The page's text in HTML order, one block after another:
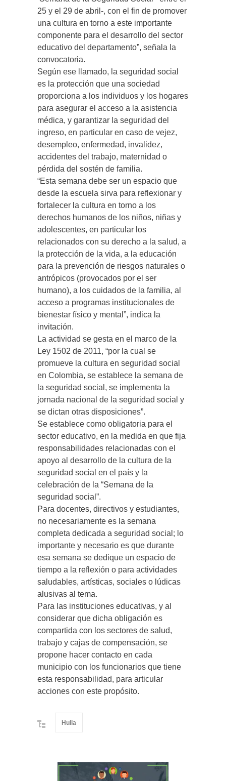
25 y el 29 de abril-, con el fin de promover
una cultura en torno a este importante
componente para el desarrollo del sector
educativo del departamento”, señala la
convocatoria.
Según ese llamado, la seguridad social
es la protección que una sociedad
proporciona a los individuos y los hogares
para asegurar el acceso a la asistencia
médica, y garantizar la seguridad del
ingreso, en particular en caso de vejez,
desempleo, enfermedad, invalidez,
accidentes del trabajo, maternidad o
pérdida del sostén de familia.
“Esta semana debe ser un espacio que
desde la escuela sirva para reflexionar y
fortalecer la cultura en torno a los
derechos humanos de los niños, niñas y
adolescentes, en particular los
relacionados con su derecho a la salud, a
la protección de la vida, a la educación
para la prevención de riesgos naturales o
antrópicos (provocados por el ser
humano), a los cuidados de la familia, al
acceso a programas institucionales de
bienestar físico y mental”, indica la
invitación.
La actividad se gesta en el marco de la
Ley 1502 de 2011, “por la cual se
promueve la cultura en seguridad social
en Colombia, se establece la semana de
la seguridad social, se implementa la
jornada nacional de la seguridad social y
se dictan otras disposiciones”.
Se establece como obligatoria para el
sector educativo, en la medida en que fija
responsabilidades relacionadas con el
apoyo al desarrollo de la cultura de la
seguridad social en el país y la
celebración de la “Semana de la
seguridad social”.
Para docentes, directivos y estudiantes,
no necesariamente es la semana
completa dedicada a seguridad social; lo
importante y necesario es que durante
esa semana se dedique un espacio de
tiempo a la reflexión o para actividades
saludables, artísticas, sociales o lúdicas
alusivas al tema.
Para las instituciones educativas, y al
considerar que dicha obligación es
compartida con los sectores de salud,
trabajo y cajas de compensación, se
propone hacer contacto en cada
municipio con los funcionarios que tiene
esta responsabilidad, para articular
acciones con este propósito.
Huila